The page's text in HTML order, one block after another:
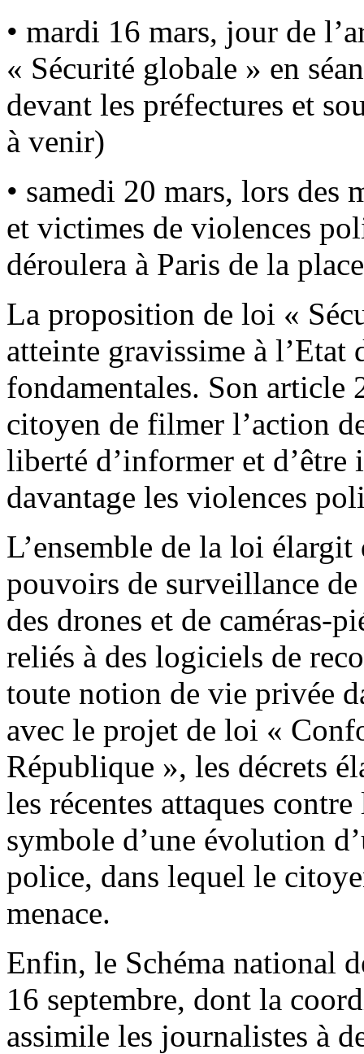
• mardi 16 mars, jour de
« Sécurité globale » en
devant les préfectures et
à venir)
• samedi 20 mars, lors des
et victimes de violences
déroulera à Paris de la
La proposition de loi «
atteinte gravissime à
fondamentales. Son article
citoyen de filmer l’action
liberté d’informer et
davantage les violences
L’ensemble de la loi
pouvoirs de surveillance
des drones et de caméras-
reliés à des logiciels de
toute notion de vie privée
avec le projet de loi «
République », les décrets
les récentes attaques
symbole d’une évolution
police, dans lequel le
menace.
Enfin, le Schéma national
16 septembre, dont la
assimile les journalistes à